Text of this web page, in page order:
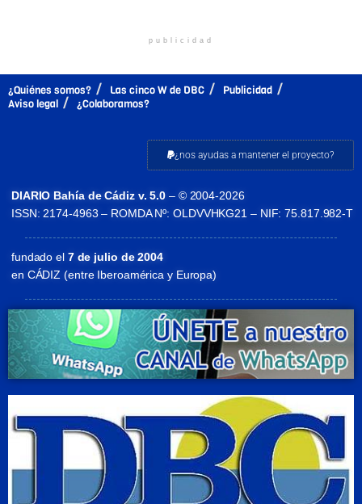
publicidad
¿Quiénes somos? Las cinco W de DBC
Publicidad
Aviso legal
¿Colaboramos?
¿nos ayudas a mantener el proyecto?
DIARIO Bahía de Cádiz v. 5.0 – © 2004-2026
ISSN: 2174-4963 – ROMDA Nº: OLDVVHKG21 – NIF: 75.817.982-T
fundado el7 de julio de 2004
en CÁDIZ (entre Iberoamérica y Europa)